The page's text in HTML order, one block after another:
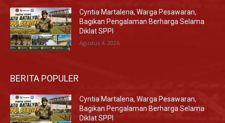
Cyntia Martalena, Warga Pesawaran,
Bagikan Pengalaman Berharga Selama
Diklat SPPI
Agustus 4, 2026
BERITA POPULER
Cyntia Martalena, Warga Pesawaran,
Bagikan Pengalaman Berharga Selama
Diklat SPPI